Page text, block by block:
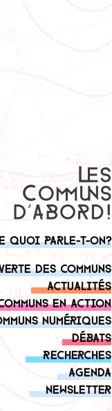
quoi parle-t-on?
des communs
Actualités
en action
numériques
Débats
Recherches
Agenda
Newsletter